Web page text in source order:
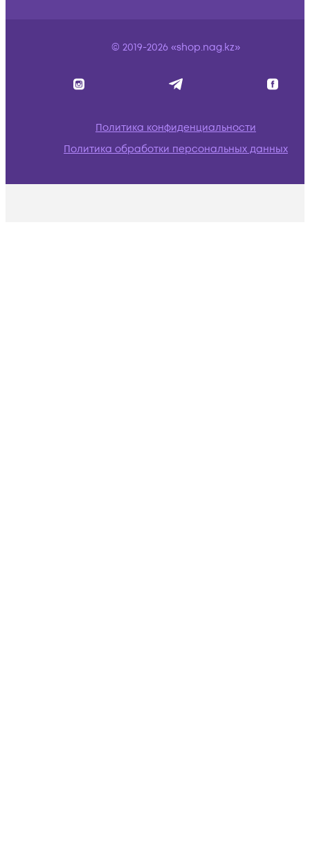
© 2019-2026 «shop.nag.kz»
Политика конфиденциальности
Политика обработки персональных данных